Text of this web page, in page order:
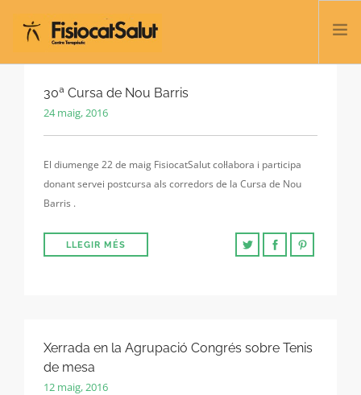
TRATACTAMENTS
SERVEIS I CLASSES
CONTACTE
30ª Cursa de Nou Barris
24 maig, 2016
El diumenge 22 de maig FisiocatSalut col·labora i participa
donant servei postcursa als corredors de la Cursa de Nou
Barris .
LLEGIR MÉS
Xerrada en la Agrupació Congrés sobre Tenis
de mesa
12 maig, 2016